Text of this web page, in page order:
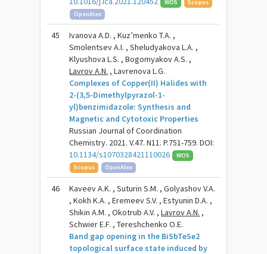
WOS
Scopus
OpenAlex
45
Ivanova A.D. , Kuz’menko T.A. ,
Smolentsev A.I. , Sheludyakova L.A. ,
Klyushova L.S. , Bogomyakov A.S. ,
Lavrov A.N. , Lavrenova L.G.
Complexes of Copper(II) Halides with
2-(3,5-Dimethylpyrazol-1-
yl)benzimidazole: Synthesis and
Magnetic and Cytotoxic Properties
Russian Journal of Coordination
Chemistry. 2021. V.47. N11. P.751-759. DOI:
10.1134/s1070328421110026
WOS
Scopus
OpenAlex
46
Kaveev A.K. , Suturin S.M. , Golyashov V.A.
, Kokh K.A. , Eremeev S.V. , Estyunin D.A. ,
Shikin A.M. , Okotrub A.V. ,Lavrov A.N. ,
Schwier E.F. , Tereshchenko O.E.
Band gap opening in the BiSbTeSe2
topological surface state induced by